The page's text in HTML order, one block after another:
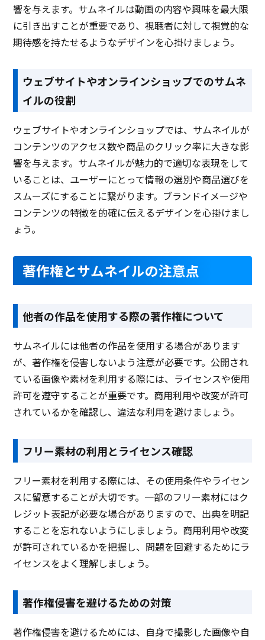
響を与えます。サムネイルは動画の内容や興味を最大限
に引き出すことが重要であり、視聴者に対して視覚的な
期待感を持たせるようなデザインを心掛けましょう。
ウェブサイトやオンラインショップでのサムネ
イルの役割
ウェブサイトやオンラインショップでは、サムネイルが
コンテンツのアクセス数や商品のクリック率に大きな影
響を与えます。サムネイルが魅力的で適切な表現をして
いることは、ユーザーにとって情報の選別や商品選びを
スムーズにすることに繋がります。ブランドイメージや
コンテンツの特徴を的確に伝えるデザインを心掛けまし
ょう。
著作権とサムネイルの注意点
他者の作品を使用する際の著作権について
サムネイルには他者の作品を使用する場合があります
が、著作権を侵害しないよう注意が必要です。公開され
ている画像や素材を利用する際には、ライセンスや使用
許可を遵守することが重要です。商用利用や改変が許可
されているかを確認し、違法な利用を避けましょう。
フリー素材の利用とライセンス確認
フリー素材を利用する際には、その使用条件やライセン
スに留意することが大切です。一部のフリー素材にはク
レジット表記が必要な場合がありますので、出典を明記
することを忘れないようにしましょう。商用利用や改変
が許可されているかを把握し、問題を回避するためにラ
イセンスをよく理解しましょう。
著作権侵害を避けるための対策
著作権侵害を避けるためには、自身で撮影した画像や自